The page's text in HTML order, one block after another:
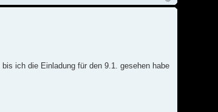
ich die Einladung für den 9.1. gesehen habe